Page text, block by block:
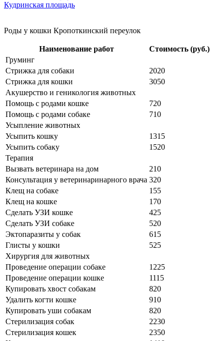
Кудринская площадь
Роды у кошки Кропоткинский переулок
Наименование работ
Стоимость (руб.)
Груминг
Стрижка для собаки
2020
Стрижка для кошки
3050
Акушерство и геникология животных
Помощь с родами кошке
720
Помощь с родами собаке
710
Усыпление животных
Усыпить кошку
1315
Усыпить собаку
1520
Терапия
Вызвать ветеринара на дом
210
Консультация у ветеринаринарного врача 320
Клещ на собаке
155
Клещ на кошке
170
Сделать УЗИ кошке
425
Сделать УЗИ собаке
520
Эктопаразиты у собак
615
Глисты у кошки
525
Хирургия для животных
Проведение операции собаке
1225
Проведение операции кошке
1115
Купировать хвост собакам
820
Удалить когти кошке
910
Купировать уши собакам
820
Стерилизация собак
2230
Стерилизация кошек
2350